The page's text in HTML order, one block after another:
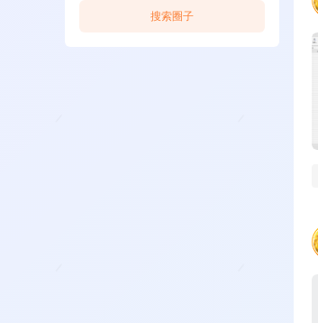
搜索圈子